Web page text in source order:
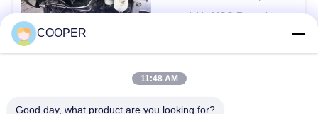
ইঞ্জিন
negotiable MOQ:Exception : INVALID_FETCH - getIP() ERROR
COOPER
11:48 AM
Good day, what product are you looking for?